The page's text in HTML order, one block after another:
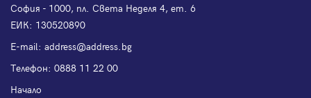
София - 1000, пл. Света Неделя 4, ет. 6
ЕИК: 130520890
Е-mail: address@address.bg
Телефон: 0888 11 22 00
Начало